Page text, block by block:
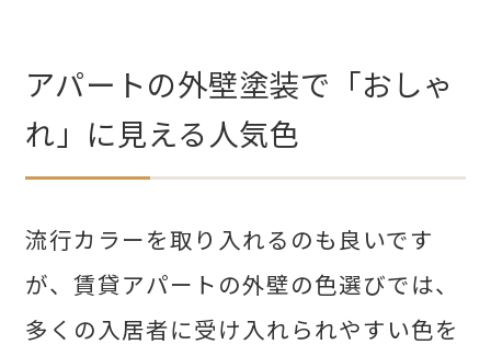
アパートの外壁塗装で「おしゃ
れ」に見える人気色
流行カラーを取り入れるのも良いです
が、賃貸アパートの外壁の色選びでは、
多くの入居者に受け入れられやすい色を